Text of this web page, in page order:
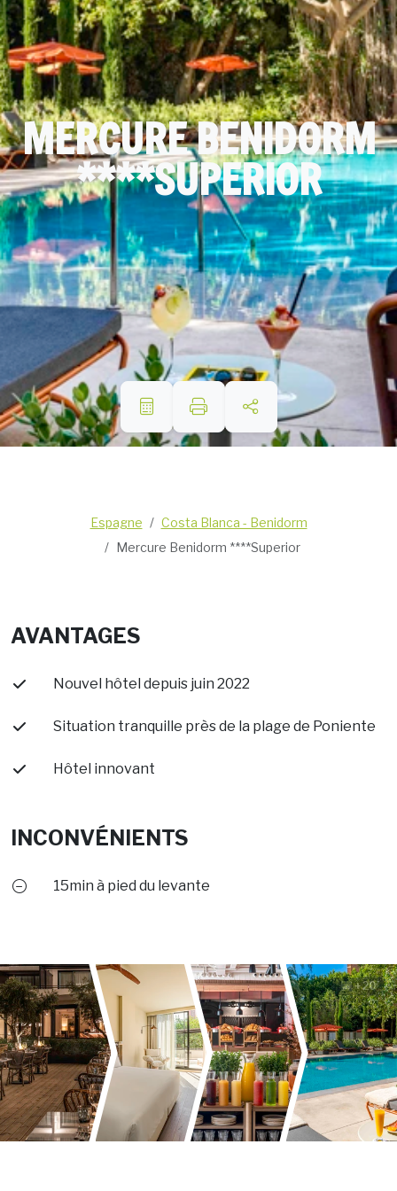
MERCURE BENIDORM
****SUPERIOR
Espagne
Costa Blanca - Benidorm
Mercure Benidorm ****Superior
AVANTAGES
Nouvel hôtel depuis juin 2022
Situation tranquille près de la plage de Poniente
Hôtel innovant
INCONVÉNIENTS
15min à pied du levante
+20